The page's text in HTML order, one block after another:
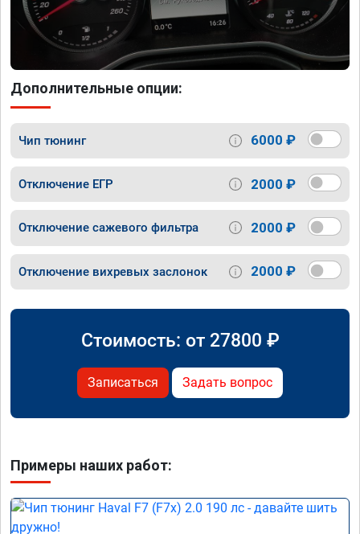
Дополнительные опции:
Чип тюнинг 6000 ₽
Отключение ЕГР 2000 ₽
Отключение сажевого фильтра 2000 ₽
Отключение вихревых заслонок 2000 ₽
Стоимость: от 27800 ₽
Записаться Задать вопрос
Примеры наших работ: